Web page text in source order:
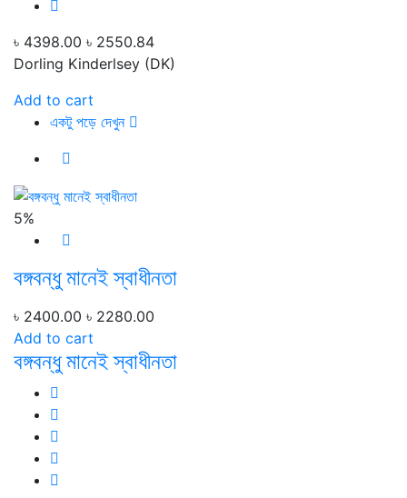
৳ 4398.00 ৳ 2550.84
Dorling Kinderlsey (DK)
Add to cart
একটু পড়ে দেখুন
5%
বঙ্গবন্ধু মানেই স্বাধীনতা
৳ 2400.00 ৳ 2280.00
Add to cart
বঙ্গবন্ধু মানেই স্বাধীনতা